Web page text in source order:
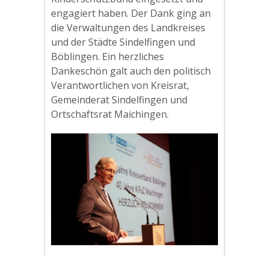
engagiert haben. Der Dank ging an
die Verwaltungen des Landkreises
und der Städte Sindelfingen und
Böblingen. Ein herzliches
Dankeschön galt auch den politisch
Verantwortlichen von Kreisrat,
Gemeinderat Sindelfingen und
Ortschaftsrat Maichingen.